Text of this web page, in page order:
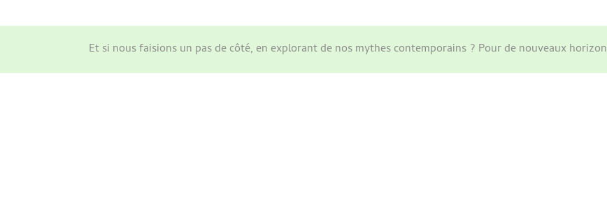
Et si nous faisions un pas de côté, en explorant de nos mythes contemporains ? Pour de nouveaux